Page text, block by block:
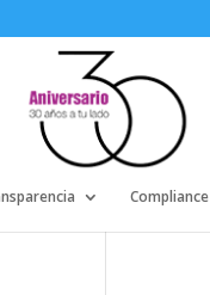
Compliance